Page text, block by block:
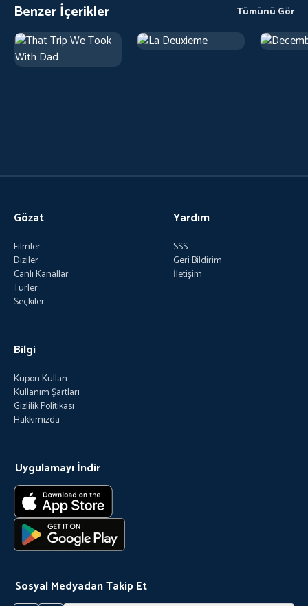
Benzer İçerikler Tümünü Gör
Gözat
Filmler
Diziler
Canlı Kanallar
Türler
Seçkiler
Yardım
SSS
Geri Bildirim
İletişim
Bilgi
Kupon Kullan
Kullanım Şartları
Gizlilik Politikası
Hakkımızda
Uygulamayı İndir
Sosyal Medyadan Takip Et